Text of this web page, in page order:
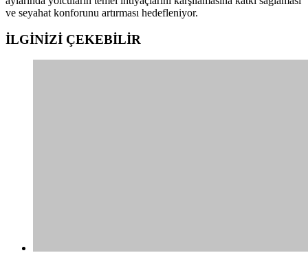
ve seyahat konforunu artırması hedefleniyor.
İLGİNİZİ ÇEKEBİLİR